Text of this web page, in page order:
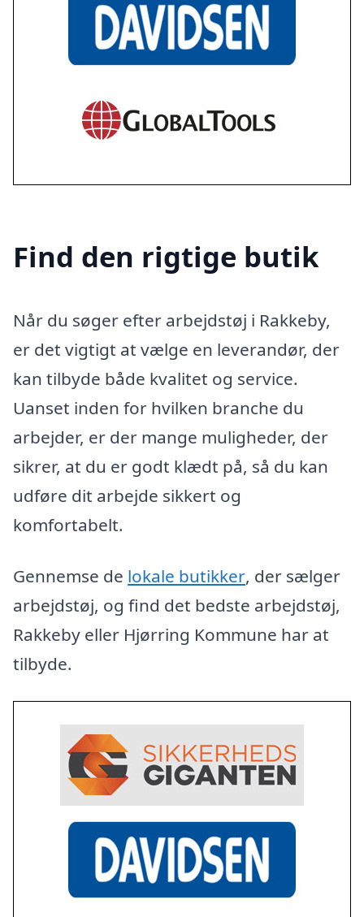
Find den rigtige butik
Når du søger efter arbejdstøj i Rakkeby,
er det vigtigt at vælge en leverandør, der
kan tilbyde både kvalitet og service.
Uanset inden for hvilken branche du
arbejder, er der mange muligheder, der
sikrer, at du er godt klædt på, så du kan
udføre dit arbejde sikkert og
komfortabelt.
Gennemse de lokale butikker, der sælger
arbejdstøj, og find det bedste arbejdstøj,
Rakkeby eller Hjørring Kommune har at
tilbyde.